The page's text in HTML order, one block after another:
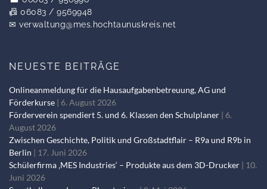
📠 06083 / 9569948
✉ verwaltung@mes.hochtaunuskreis.net
NEUESTE BEITRÄGE
Onlineanmeldung für die Hausaufgabenbetreuung, AG und
Förderkurse
6. August 2026
Förderverein spendiert 5. und 6. Klassen den Schulplaner
6.
August 2026
Zwischen Geschichte, Politik und Großstadtflair – R9a und R9b in
Berlin
17. Juni 2026
Schülerfirma ‚MES Industries‘ – Produkte aus dem 3D-Drucker
10.
Juni 2026